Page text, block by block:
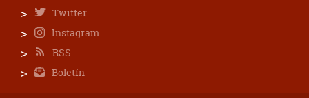
Twitter
Instagram
RSS
Boletín